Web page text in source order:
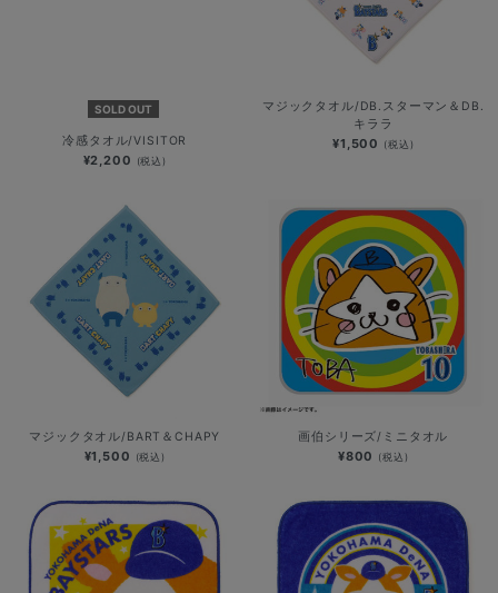
SOLD OUT
冷感タオル/VISITOR
¥2,200 (税込)
マジックタオル/DB.スターマン＆DB.
キララ
¥1,500 (税込)
マジックタオル/BART＆CHAPY
¥1,500 (税込)
画伯シリーズ/ミニタオル
¥800 (税込)